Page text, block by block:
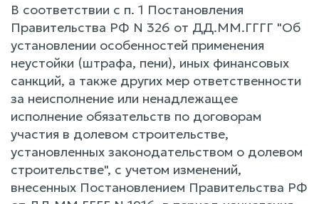
В соответствии с п. 1 Постановления
Правительства РФ N 326 от ДД.ММ.ГГГГ "Об
установлении особенностей применения
неустойки (штрафа, пени), иных финансовых
санкций, а также других мер ответственности
за неисполнение или ненадлежащее
исполнение обязательств по договорам
участия в долевом строительстве,
установленных законодательством о долевом
строительстве", с учетом изменений,
внесенных Постановлением Правительства РФ